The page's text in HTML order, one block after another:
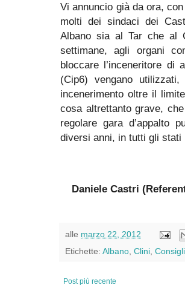
Vi annuncio già da ora,
molti dei sindaci dei
Albano sia al Tar che al
settimane, agli organi
bloccare l’inceneritore di
(Cip6) vengano
incenerimento oltre il
cosa altrettanto grave,
regolare gara d’appalto
diversi anni, in tutti gli stati
Daniele Castri
alle marzo 22, 2012
Etichette: Albano Clini
Post più recente